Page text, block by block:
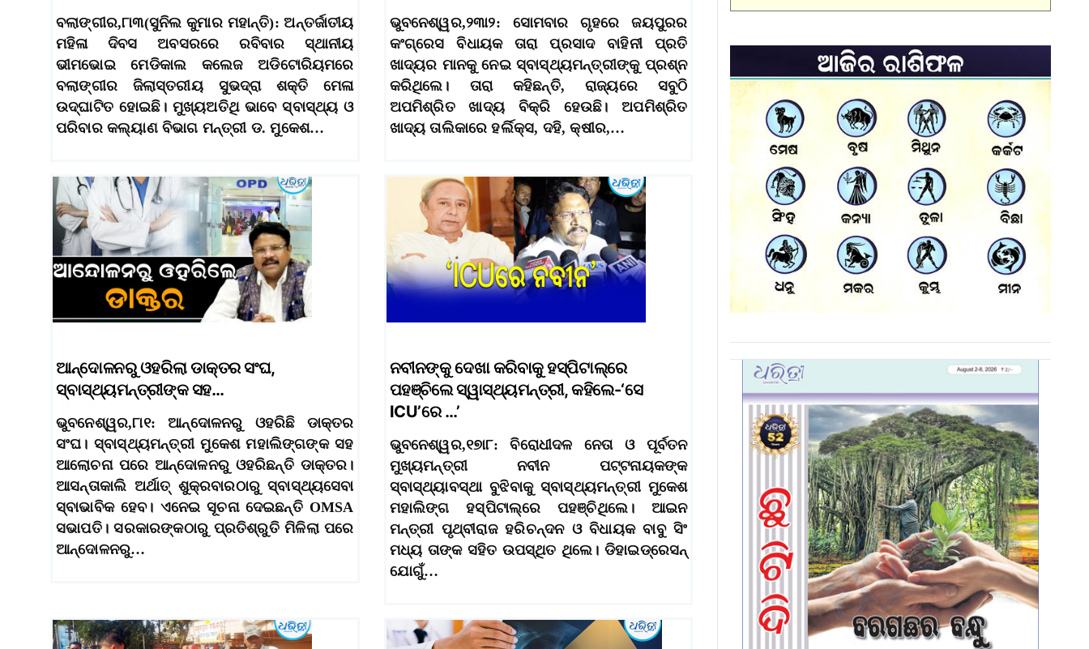
ବଲାଙ୍ଗୀର,୮ା୩(ସୁନିଲ କୁମାର ମହାନ୍ତି): ଅନ୍ତର୍ଜାତୀୟ
ମହିଳା ଦିବସ ଅବସରରେ ରବିବାର ସ୍ଥାନୀୟ
ଭୀମଭୋଇ ମେଡିକାଲ କଲେଜ ଅଡିଟୋରିୟମରେ
ବଲାଙ୍ଗୀର ଜିଲାସ୍ତରୀୟ ସୁଭଦ୍ରା ଶକ୍ତି ମେଳା
ଉଦ୍‌ଘାଟିତ ହୋଇଛି। ମୁଖ୍ୟଅତିଥି ଭାବେ ସ୍ବାସ୍ଥ୍ୟ ଓ
ପରିବାର କଲ୍ୟାଣ ବିଭାଗ ମନ୍ତ୍ରୀ ଡ. ମୁକେଶ…
ଭୁବନେଶ୍ୱର,୨୩ା୨: ସୋମବାର ଗୃହରେ ଜୟପୁରର
କଂଗ୍ରେସ ବିଧାୟକ ତାରା ପ୍ରସାଦ ବାହିନୀ ପ୍ରତି
ଖାଦ୍ୟର ମାନକୁ ନେଇ ସ୍ବାସ୍ଥ୍ୟମନ୍ତ୍ରୀଙ୍କୁ ପ୍ରଶ୍ନ
କରିଥିଲେ। ତାରା କହିଛନ୍ତି, ରାଜ୍ୟରେ ସବୁଠି
ଅପମିଶ୍ରିତ ଖାଦ୍ୟ ବିକ୍ରି ହେଉଛି। ଅପମିଶ୍ରିତ
ଖାଦ୍ୟ ତାଲିକାରେ ହର୍ଲିକ୍ସ, ଦହି, କ୍ଷୀର,…
ଆନ୍ଦୋଳନରୁ ଓହରିଲା ଡାକ୍ତର ସଂଘ,
ସ୍ବାସ୍ଥ୍ୟମନ୍ତ୍ରୀଙ୍କ ସହ…
ଭୁବନେଶ୍ୱର,୮ା୧: ଆନ୍ଦୋଳନରୁ ଓହରିଛି ଡାକ୍ତର
ସଂଘ। ସ୍ବାସ୍ଥ୍ୟମନ୍ତ୍ରୀ ମୁକେଶ ମହାଲିଙ୍ଗଙ୍କ ସହ
ଆଲୋଚନା ପରେ ଆନ୍ଦୋଳନରୁ ଓହରିଛନ୍ତି ଡାକ୍ତର।
ଆସନ୍ତାକାଲି ଅର୍ଥାତ୍‌ ଶୁକ୍ରବାରଠାରୁ ସ୍ବାସ୍ଥ୍ୟସେବା
ସ୍ବାଭାବିକ ହେବ। ଏନେଇ ସୂଚନା ଦେଇଛନ୍ତି OMSA
ସଭାପତି। ସରକାରଙ୍କଠାରୁ ପ୍ରତିଶ୍ରୁତି ମିଳିଲା ପରେ
ଆନ୍ଦୋଳନରୁ…
ନବୀନଙ୍କୁ ଦେଖା କରିବାକୁ ହସ୍ପିଟାଲ୍‌ରେ
ପହଞ୍ଚିଲେ ସ୍ୱାସ୍ଥ୍ୟମନ୍ତ୍ରୀ, କହିଲେ-‘ସେ
ICU’ରେ …’
ଭୁବନେଶ୍ୱର,୧୭ା୮: ବିରୋଧୀଦଳ ନେତା ଓ ପୂର୍ବତନ
ମୁଖ୍ୟମନ୍ତ୍ରୀ ନବୀନ ପଟ୍ଟନାୟକଙ୍କ
ସ୍ବାସ୍ଥ୍ୟାବସ୍ଥା ବୁଝିବାକୁ ସ୍ବାସ୍ଥ୍ୟମନ୍ତ୍ରୀ ମୁକେଶ
ମହାଲିଙ୍ଗ ହସ୍ପିଟାଲ୍‌ରେ ପହଞ୍ଚିଥିଲେ। ଆଇନ
ମନ୍ତ୍ରୀ ପୃଥ୍ବୀରାଜ ହରିଚନ୍ଦନ ଓ ବିଧାୟକ ବାବୁ ସିଂ
ମଧ୍ୟ ତାଙ୍କ ସହିତ ଉପସ୍ଥିତ ଥିଲେ। ଡିହାଇଡ୍ରେସନ୍‌
ଯୋଗୁଁ…